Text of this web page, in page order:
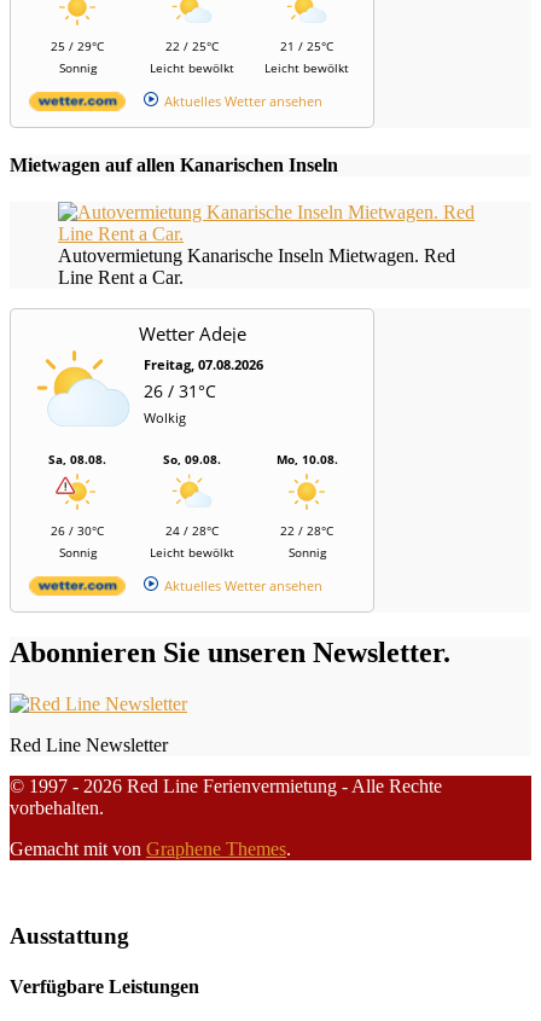
25 / 29°C
Sonnig
22 / 25°C
Leicht bewölkt
21 / 25°C
Leicht bewölkt
Aktuelles Wetter ansehen
Mietwagen auf allen Kanarischen Inseln
Autovermietung Kanarische Inseln Mietwagen. Red
Line Rent a Car.
Wetter Adeje
Freitag, 07.08.2026
26 / 31°C
Wolkig
Sa, 08.08.
26 / 30°C
Sonnig
So, 09.08.
24 / 28°C
Leicht bewölkt
Mo, 10.08.
22 / 28°C
Sonnig
Aktuelles Wetter ansehen
Abonnieren Sie unseren Newsletter.
Red Line Newsletter
© 1997 - 2026 Red Line Ferienvermietung - Alle Rechte
vorbehalten.
Gemacht mit von Graphene Themes.
Ausstattung
Verfügbare Leistungen